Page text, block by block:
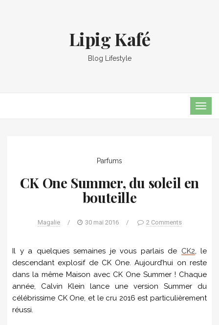
Lipig Kafé
Blog Lifestyle
Parfums
CK One Summer, du soleil en
bouteille
Magalie / 30 mai 2016 / 2 Comments
Il y a quelques semaines je vous parlais de CK2, le
descendant explosif de CK One. Aujourd’hui on reste
dans la même Maison avec CK One Summer ! Chaque
année, Calvin Klein lance une version Summer du
célébrissime CK One, et le cru 2016 est particulièrement
réussi.